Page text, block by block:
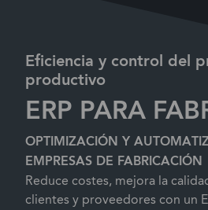
Eficiencia y control del
productivo
ERP PARA
OPTIMIZACIÓN Y
EMPRESAS DE FABRICACIÓN
Reduce costes, mejora la
clientes y proveedores con un